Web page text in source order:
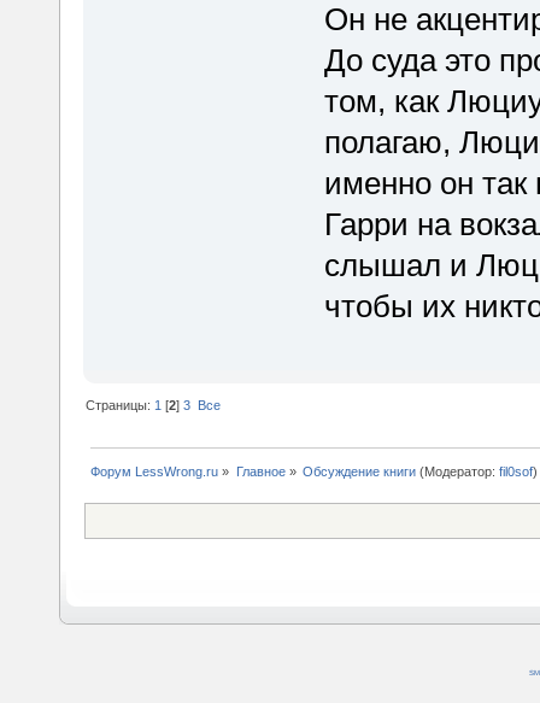
Он не
До суда это
том, как
полагаю,
именно он так
Гарри на
слышал и
чтобы их
Страницы: 1 [2]3 Все
Форум LessWrong.ru » Главное» Обсуждение книги(Модератор: fil0sof)